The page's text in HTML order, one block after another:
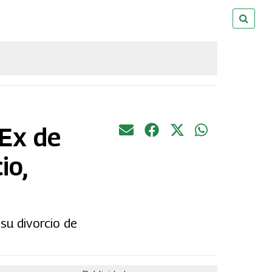
de
divorcio de